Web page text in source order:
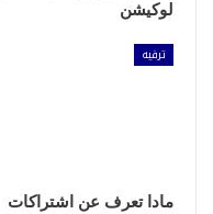
لوكيشن
ترفيه
مادا تعرف عن اشتراكات